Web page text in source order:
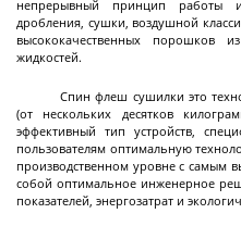
разгрузкой
Центрифуги с
приводом
Центрифуги с
корпусом
Центрифуги с
съёмом осадка автомат
Центрифуги с
Центрифуги с
Центрифуги
Центрифуги
Центрифуги
Центрифуги
Центрифуги
Трубчатые
непрерывный принцип работы
дробления, сушки, воздушной
высококачественных порошков
жидкостей.
Спин флеш сушилки это
(от нескольких десятков
эффективный тип устройств,
пользователям оптимальную
производственном уровне с самым
собой оптимальное инженерное
показателей, энергозатрат и